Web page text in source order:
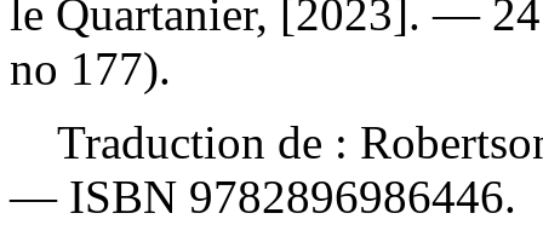
le Quartanier, [2023]. —
no 177).
Traduction de :
— ISBN 9782896986446.